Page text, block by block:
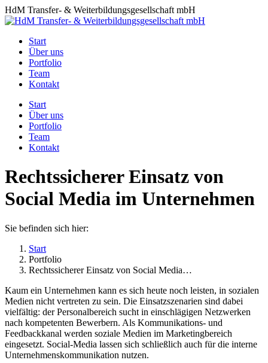
Zum
Inhalt
HdM Transfer- & Weiterbildungsgesellschaft mbH
Start
Über uns
Portfolio
Team
Kontakt
Start
Über uns
Portfolio
Team
Kontakt
Rechtssicherer Einsatz von
Social Media im Unternehmen
Sie befinden sich hier:
Start
Portfolio
Rechtssicherer Einsatz von Social Media…
Kaum ein Unternehmen kann es sich heute noch leisten, in sozialen
Medien nicht vertreten zu sein. Die Einsatzszenarien sind dabei
vielfältig: der Personalbereich sucht in einschlägigen Netzwerken
nach kompetenten Bewerbern. Als Kommunikations- und
Feedbackkanal werden soziale Medien im Marketingbereich
eingesetzt. Social-Media lassen sich schließlich auch für die interne
Unternehmenskommunikation nutzen.